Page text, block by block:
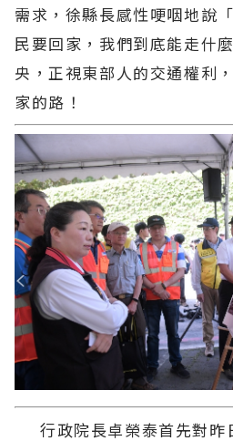
需求，徐縣長感性哽咽地說
民要回家，我們到底能走什
央，正視東部人的交通權利
家的路！
行政院長卓榮泰首先對昨